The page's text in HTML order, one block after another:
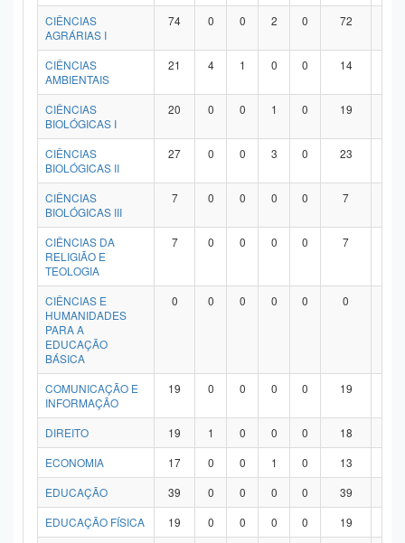
CIÊNCIAS
AGRÁRIAS I
74 0 0 2 0 72
CIÊNCIAS
AMBIENTAIS
21 4 1 0 0 14
CIÊNCIAS
BIOLÓGICAS I
20 0 0 1 0 19
CIÊNCIAS
BIOLÓGICAS II
27 0 0 3 0 23
CIÊNCIAS
BIOLÓGICAS III
7 0 0 0 0 7
CIÊNCIAS DA
RELIGIÃO E
TEOLOGIA
7 0 0 0 0 7
CIÊNCIAS E
HUMANIDADES
PARA A
EDUCAÇÃO
BÁSICA
0 0 0 0 0 0
COMUNICAÇÃO E
INFORMAÇÃO
19 0 0 0 0 19
DIREITO 19 1 0 0 0 18
ECONOMIA
17 0 0 1 0 13
EDUCAÇÃO
39 0 0 0 0 39
EDUCAÇÃO FÍSICA
19 0 0 0 0 19